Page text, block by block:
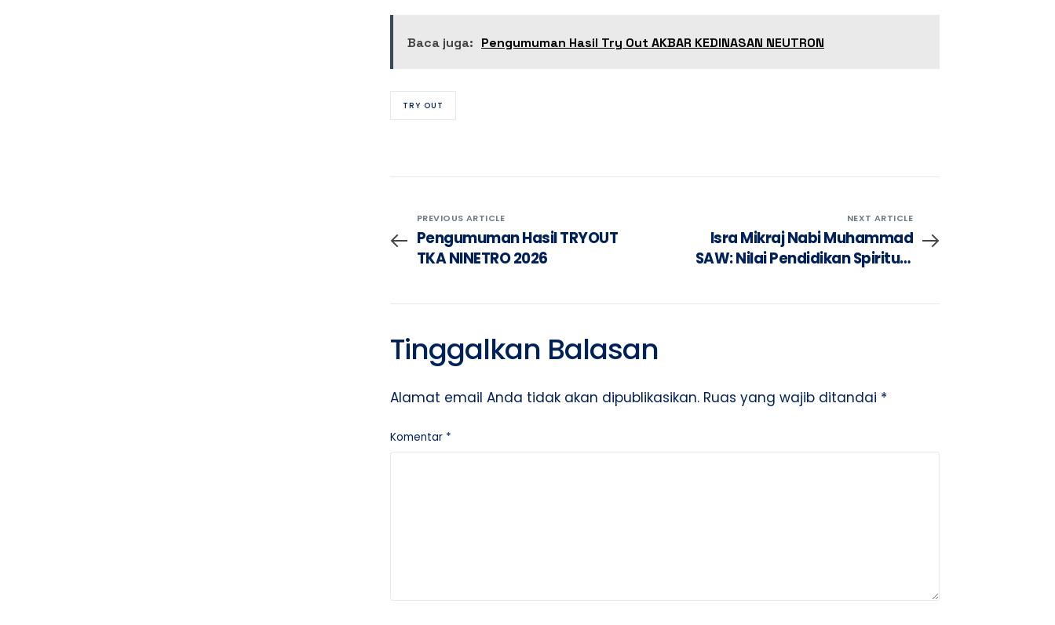
Baca juga: Pengumuman Hasil Try Out AKBAR KEDINASAN NEUTRON
TRY OUT
PREVIOUS ARTICLE
Pengumuman Hasil TRYOUT
TKA NINETRO 2026
NEXT ARTICLE
Isra Mikraj Nabi Muhammad
SAW: Nilai Pendidikan Spiritual
Tinggalkan Balasan
Alamat email Anda tidak akan dipublikasikan. Ruas yang wajib ditandai *
Komentar *